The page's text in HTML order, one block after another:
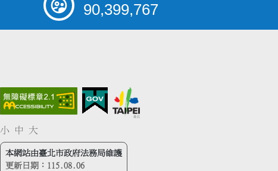
90,399,767
小 中 大
本網站由臺北市政府法務局維護
更新日期： 115.08.06